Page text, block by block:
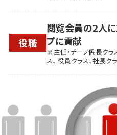
役職
閲覧会員の2人
プに貢献
※主任・チーフ係長クラ
ス、 役員クラス、社長ク